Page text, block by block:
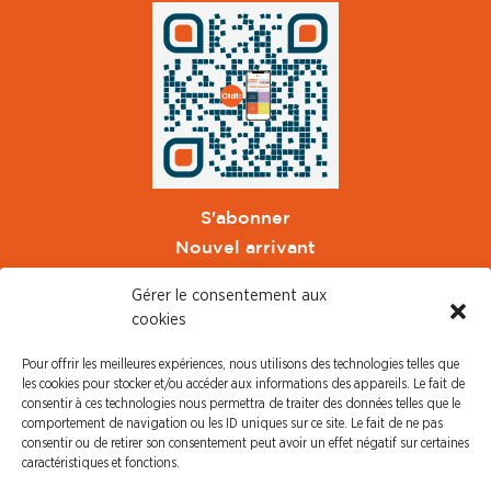
Gérer le consentement aux
cookies
Pour offrir les meilleures expériences, nous utilisons des technologies telles que
les cookies pour stocker et/ou accéder aux informations des appareils. Le fait de
consentir à ces technologies nous permettra de traiter des données telles que le
comportement de navigation ou les ID uniques sur ce site. Le fait de ne pas
consentir ou de retirer son consentement peut avoir un effet négatif sur certaines
caractéristiques et fonctions.
S'abonner
Nouvel arrivant
CFDT Cadres
CFDT Retraités
L'UFFA